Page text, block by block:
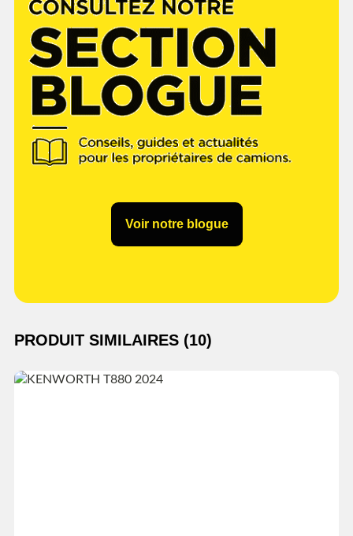
Voir notre blogue
PRODUIT SIMILAIRES (10)